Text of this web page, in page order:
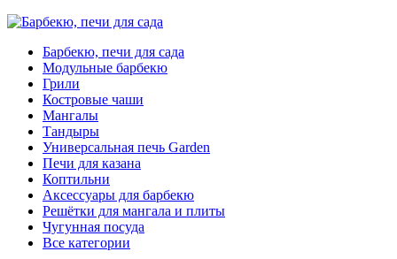
Барбекю, печи для сада
Модульные барбекю
Грили
Костровые чаши
Мангалы
Тандыры
Универсальная печь Garden
Печи для казана
Коптильни
Аксессуары для барбекю
Решётки для мангала и плиты
Чугунная посуда
Все категории